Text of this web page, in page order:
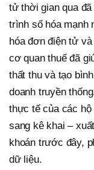
tử thời gian qua
trình số hóa mạnh
hóa đơn điện tử
cơ quan thuế đã
thất thu và tạo
doanh truyền
thực tế của các
sang kê khai –
khoán trước đây,
dữ liệu.